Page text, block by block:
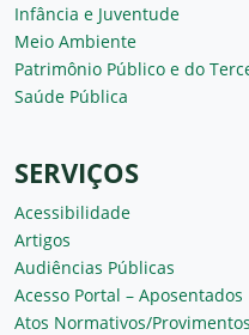
Infância e Juventude
Meio Ambiente
Patrimônio Público e do
Saúde Pública
SERVIÇOS
Acessibilidade
Artigos
Audiências Públicas
Acesso Portal – Aposentados
Atos Normativos/